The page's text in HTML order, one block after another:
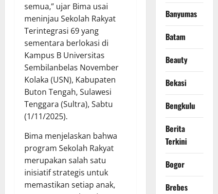
semua,” ujar Bima usai
meninjau Sekolah Rakyat
Terintegrasi 69 yang
sementara berlokasi di
Kampus B Universitas
Sembilanbelas November
Kolaka (USN), Kabupaten
Buton Tengah, Sulawesi
Tenggara (Sultra), Sabtu
(1/11/2025).
Bima menjelaskan bahwa
program Sekolah Rakyat
merupakan salah satu
inisiatif strategis untuk
memastikan setiap anak,
Banyumas
Batam
Beauty
Bekasi
Bengkulu
Berita
Terkini
Bogor
Brebes